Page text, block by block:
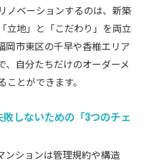
ノベーションするのは、新築
立地」と「こだわり」を両立
岡市東区の千早や香椎エリア
、自分たちだけのオーダーメ
とができます。
しないための「3つのチェ
ンションは管理規約や構造